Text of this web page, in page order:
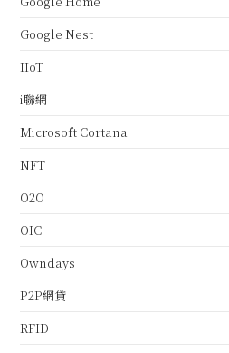
Google Nest
IIoT
i聯網
Microsoft Cortana
NFT
O2O
OIC
Owndays
P2P網貸
RFID